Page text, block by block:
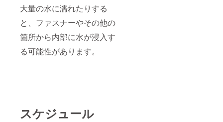
大量の水に濡れたりする
と、ファスナーやその他の
箇所から内部に水が浸入す
る可能性があります。
スケジュール